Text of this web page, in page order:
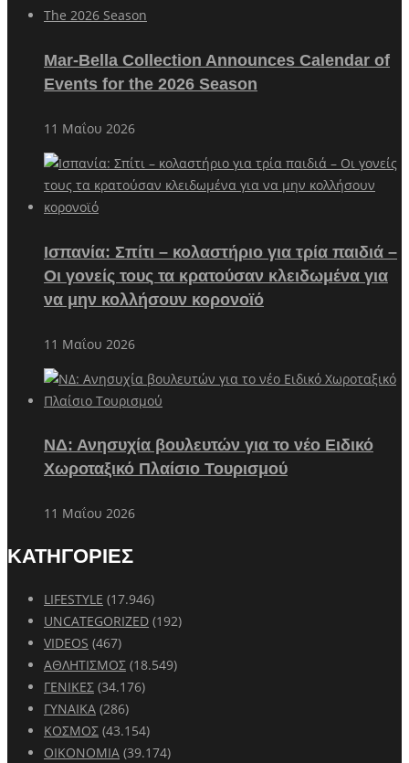
Mar-Bella Collection Announces Calendar of
Events for the 2026 Season
11 Μαΐου 2026
Ισπανία: Σπίτι – κολαστήριο για τρία παιδιά –
Οι γονείς τους τα κρατούσαν κλειδωμένα για
να μην κολλήσουν κορονοϊό
11 Μαΐου 2026
ΝΔ: Ανησυχία βουλευτών για το νέο Ειδικό
Χωροταξικό Πλαίσιο Τουρισμού
11 Μαΐου 2026
ΚΑΤΗΓΟΡΙΕΣ
LIFESTYLE (17.946)
UNCATEGORIZED (192)
VIDEOS (467)
ΑΘΛΗΤΙΣΜΟΣ (18.549)
ΓΕΝΙΚΕΣ (34.176)
ΓΥΝΑΙΚΑ (286)
ΚΟΣΜΟΣ (43.154)
ΟΙΚΟΝΟΜΙΑ (39.174)